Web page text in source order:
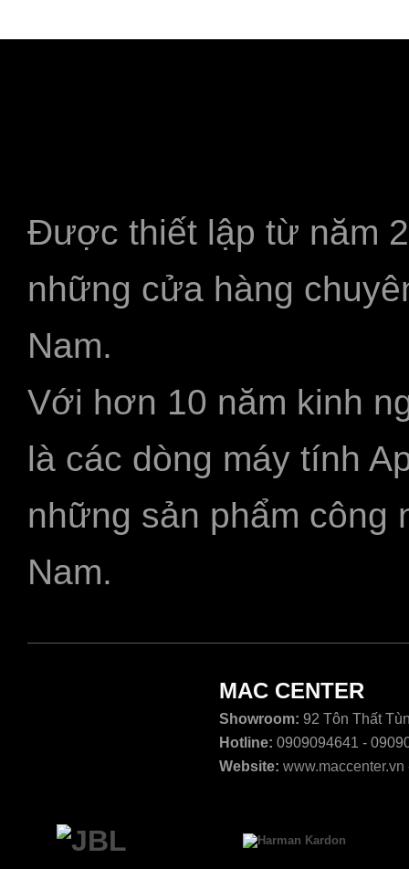
Được thiết lập từ năm
những cửa hàng
Nam.
Với hơn 10 năm kinh
là các dòng máy tính
những sản phẩm công
Nam.
MAC CENTER
Showroom: 92 Tôn Thất
Hotline: 0909094641 -
Website: www.maccenter.vn